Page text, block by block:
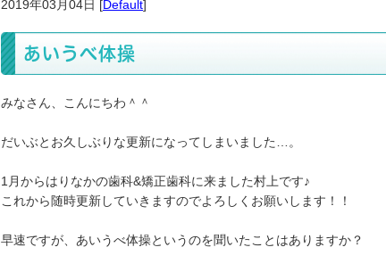
2019年03月04日 [Default]
あいうべ体操
みなさん、こんにちわ＾＾
だいぶとお久しぶりな更新になってしまいました…。
1月からはりなかの歯科&矯正歯科に来ました村上です♪
これから随時更新していきますのでよろしくお願いします！！
早速ですが、あいうべ体操というのを聞いたことはありますか？